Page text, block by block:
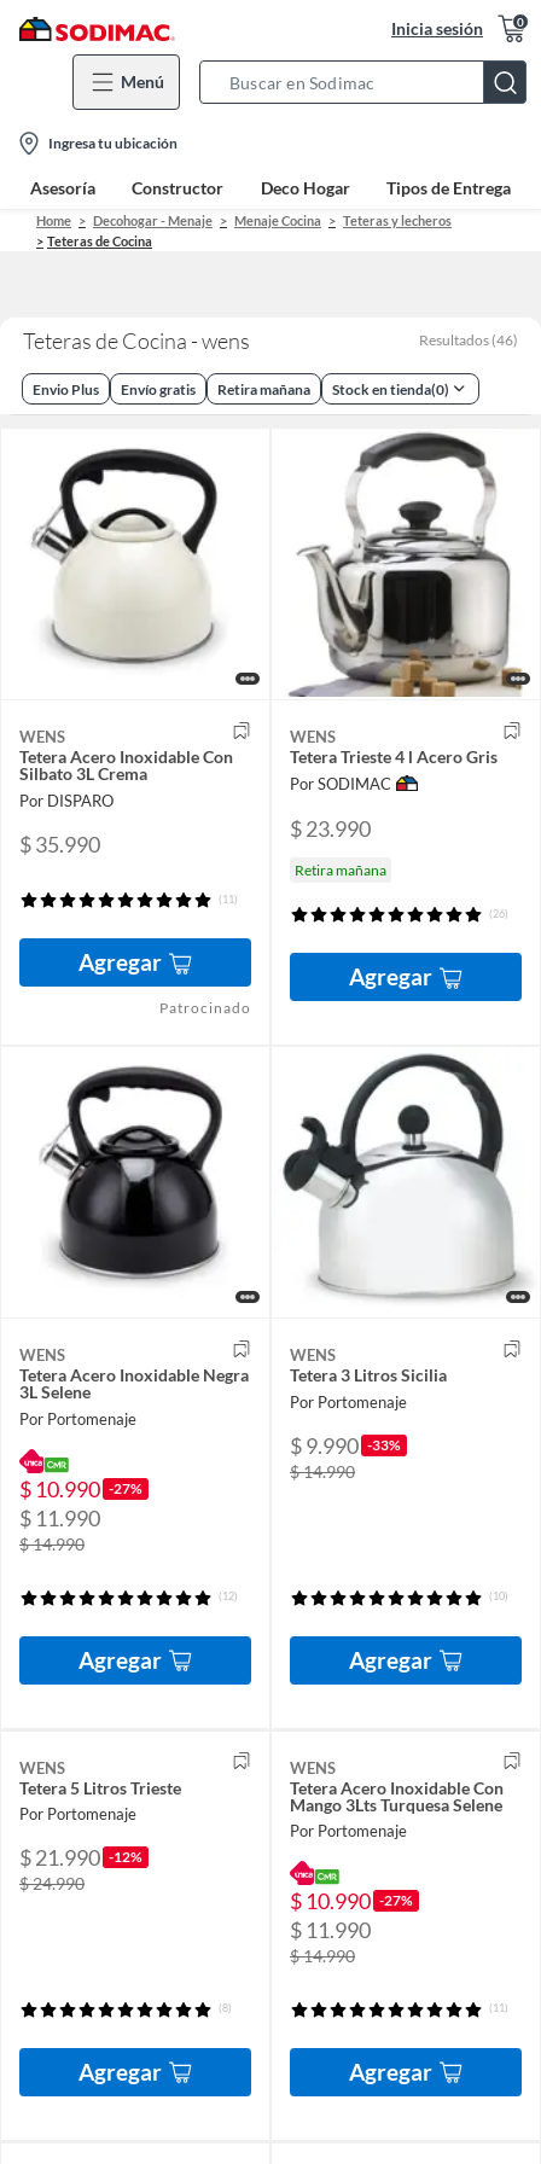
Inicia sesión 0
Menú
Bar
location-
icon
Ingresa tu ubicación
Asesoría Constructor Deco Hogar Tipos de Entrega
Home Decohogar - Menaje Menaje Cocina
Teteras y lecheros
Teteras de Cocina
Teteras de Cocina - wens Resultados (46)
Envio Plus Envío gratis Retira mañana Stock en tienda(0)
WENS
Tetera Acero Inoxidable Con
Silbato 3L Crema
Por DISPARO
$ 35.990
(11)
Agregar
Patrocinado
WENS
Tetera Trieste 4 l Acero Gris
Por SODIMAC
$ 23.990
Retira mañana
(26)
Agregar
WENS
Tetera Acero Inoxidable Negra
3L Selene
Por Portomenaje
$ 10.990 -27%
$ 11.990
$ 14.990
(12)
Agregar
WENS
Tetera 3 Litros Sicilia
Por Portomenaje
$ 9.990 -33%
$ 14.990
(10)
Agregar
WENS
Tetera 5 Litros Trieste
Por Portomenaje
$ 21.990 -12%
$ 24.990
(8)
Agregar
WENS
Tetera Acero Inoxidable Con
Mango 3Lts Turquesa Selene
Por Portomenaje
$ 10.990 -27%
$ 11.990
$ 14.990
(11)
Agregar